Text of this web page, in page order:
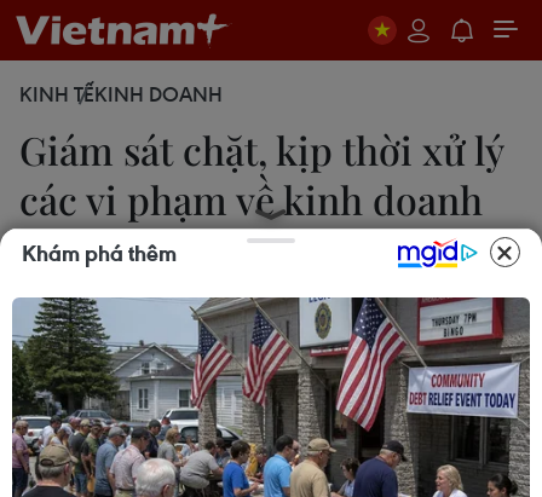
KINH TẾKINH DOANH
Giám sát chặt, kịp thời xử lý
các vi phạm về kinh doanh
vàng
Uyên Hương
17/04/2024 10:19
Lực lượng quản lý thị trường cả nước tăng cường
quản lý theo địa bàn, thu thập thông tin, theo dõi
biến động mặt hàng vàng, thường xuyên giám sát
Khám phá thêm